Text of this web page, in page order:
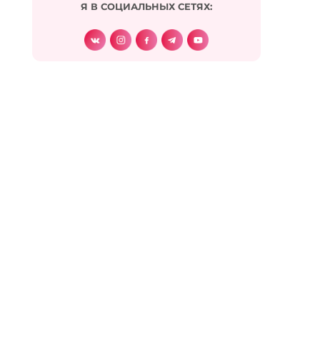
Подписаться на комментарии по e-mail
Я В СОЦИАЛЬНЫХ СЕТЯХ: